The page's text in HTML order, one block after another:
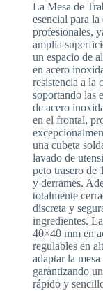
La Mesa de
esencial para
profesionales,
amplia
un espacio de
en acero
resistencia a la
soportando las
de acero
en el frontal,
una cubeta
lavado de
peto trasero de
y derrames.
totalmente
discreta y
ingredientes.
40×40 mm en
regulables en
adaptar la
garantizando
rápido y